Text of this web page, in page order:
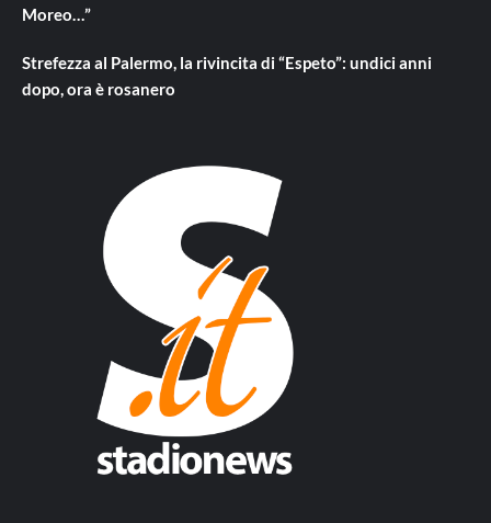
Moreo…”
Strefezza al Palermo, la rivincita di “Espeto”: undici anni
dopo, ora è rosanero